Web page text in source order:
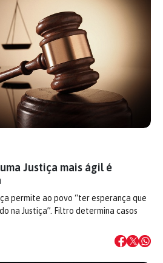
Justiça mais ágil é
permite ao povo “ter esperança que
na Justiça”. Filtro determina casos